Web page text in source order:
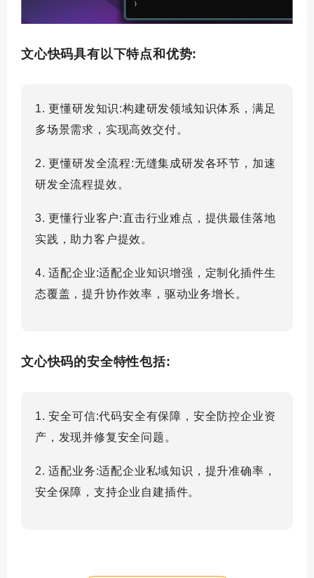
文心快码具有以下特点和优势:
1. 更懂研发知识:构建研发领域知识体系，满足
多场景需求，实现高效交付。
2. 更懂研发全流程:无缝集成研发各环节，加速
研发全流程提效。
3. 更懂行业客户:直击行业难点，提供最佳落地
实践，助力客户提效。
4. 适配企业:适配企业知识增强，定制化插件生
态覆盖，提升协作效率，驱动业务增长。
文心快码的安全特性包括:
1. 安全可信:代码安全有保障，安全防控企业资
产，发现并修复安全问题。
2. 适配业务:适配企业私域知识，提升准确率，
安全保障，支持企业自建插件。